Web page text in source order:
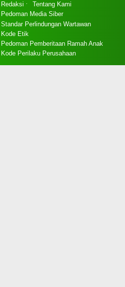
Redaksi
Tentang Kami
Pedoman Media Siber
Standar Perlindungan Wartawan
Kode Etik
Pedoman Pemberitaan Ramah Anak
Kode Perilaku Perusahaan